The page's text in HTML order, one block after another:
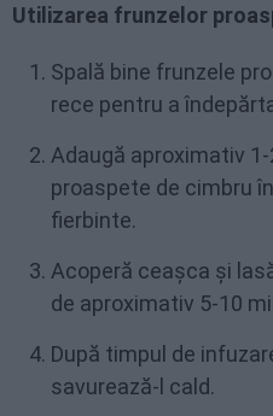
Utilizarea frunzelor
Spală bine frunzele
rece pentru a
Adaugă aproximativ
proaspete de cimbru
fierbinte.
Acoperă ceașca și
de aproximativ 5-10
După timpul de
savurează-l cald.